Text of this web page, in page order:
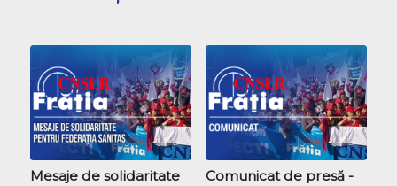
Mesaje de solidaritate
Comunicat de presă -